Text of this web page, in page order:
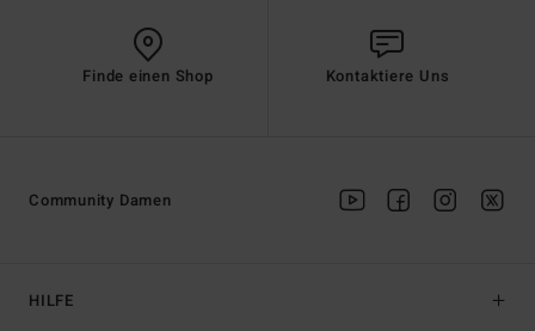
Finde einen Shop Kontaktiere Uns
HILFE
Community Damen